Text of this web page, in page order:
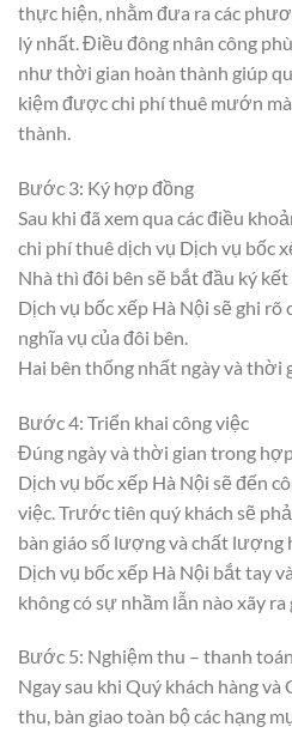
thực hiện, nhằm đưa ra các
lý nhất. Điều đông nhân công
như thời gian hoàn thành giúp
kiệm được chi phí thuê mướn
thành.
Bước 3: Ký hợp đồng
Sau khi đã xem qua các điều
chi phí thuê dịch vụ Dịch vụ bốc
Nhà thì đôi bên sẽ bắt đầu ký
Dịch vụ bốc xếp Hà Nội sẽ ghi rõ
nghĩa vụ của đôi bên.
Hai bên thống nhất ngày và thời
Bước 4: Triển khai công việc
Đúng ngày và thời gian trong
Dịch vụ bốc xếp Hà Nội sẽ đến
việc. Trước tiên quý khách sẽ
bàn giáo số lượng và chất lượng
Dịch vụ bốc xếp Hà Nội bắt tay
không có sự nhầm lẫn nào xãy ra
Bước 5: Nghiệm thu – thanh toán
Ngay sau khi Quý khách hàng
thu, bàn giao toàn bộ các hạng